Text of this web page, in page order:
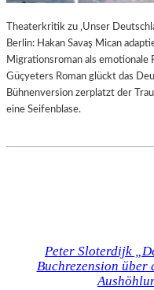
Theaterkritik zu ‚Unser
Berlin: Hakan Savaş Mican
Migrationsroman als
Güçyeters Roman glückt das
Bühnenversion zerplatzt der
eine Seifenblase.
Peter Sloterdijk
Buchrezension über